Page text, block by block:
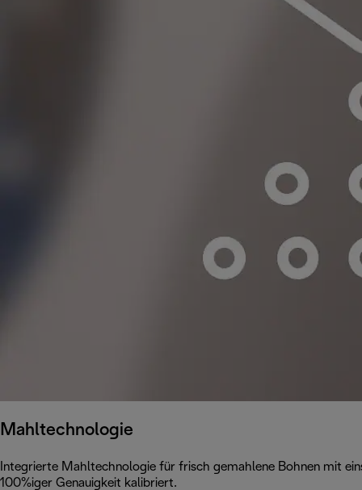
Mahltechnologie
Integrierte Mahltechnologie für frisch gemahlene Bohnen mit
100%iger Genauigkeit kalibriert.